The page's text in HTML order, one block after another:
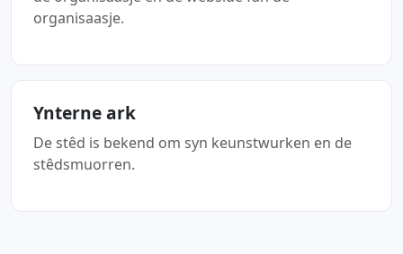
organisaasje.
Ynterne ark
De stêd is bekend om syn keunstwurken en de
stêdsmuorren.